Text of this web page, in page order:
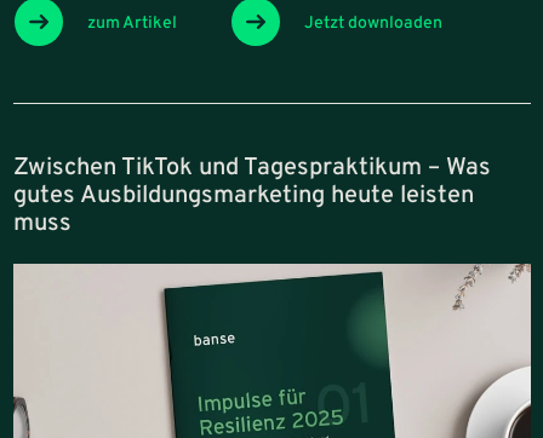
zum Artikel Jetzt downloaden
Zwischen TikTok und Tagespraktikum – Was
gutes Ausbildungsmarketing heute leisten
muss